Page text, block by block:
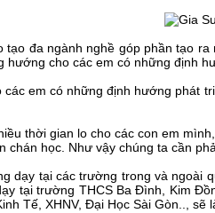
đa ngành nghề góp phần tạo
cho các em có những định
em có những định hướng phát
thời gian lo cho các con em
học. Như vậy chúng ta cần
dạy tại các trường trong và
tại trường THCS Ba Đình, Kim
Tế, XHNV, Đại Học Sài Gòn..,